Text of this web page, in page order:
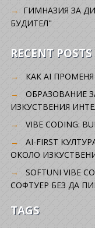
ГИМНАЗИЯ ЗА
БУДИТЕЛ"
RECENT POSTS
КАК AI
ОБРАЗОВАНИЕ
ИЗКУСТВЕНИЯ
VIBE CODING:
AI-FIRST
ОКОЛО
SOFTUNI VIBE
СОФТУЕР БЕЗ ДА
TAGS